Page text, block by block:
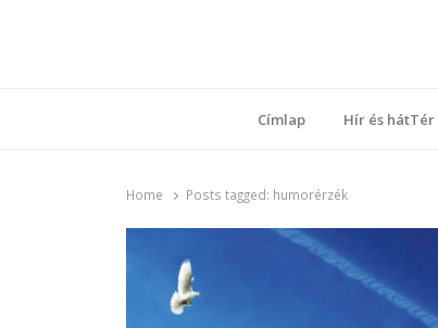
Címlap Hír és hátTér
Home Posts tagged: humorérzék